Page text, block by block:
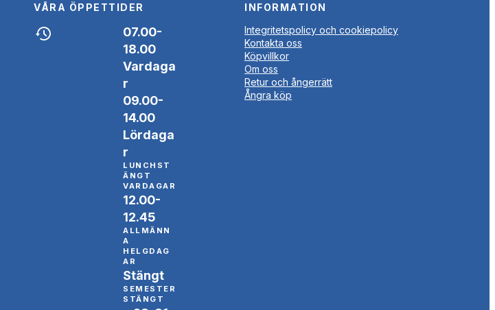
VÅRA ÖPPETTIDER
07.00-
18.00
Vardaga
r
09.00-
14.00
Lördaga
r
LUNCHST
ÄNGT
VARDAGAR
12.00-
12.45
ALLMÄNN
A
HELGDAG
AR
Stängt
SEMESTER
STÄNGT
INFORMATION
Integritetspolicy och cookiepolicy
Kontakta oss
Köpvillkor
Om oss
Retur och ångerrätt
Ångra köp